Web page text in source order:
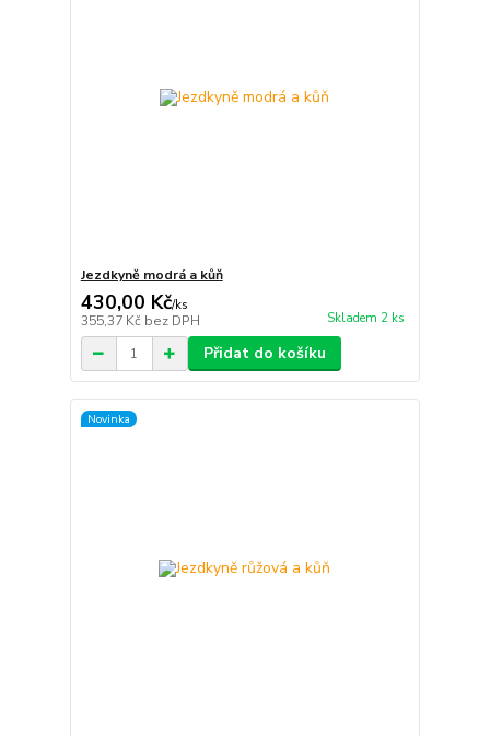
Jezdkyně modrá a kůň
430,00 Kč/ks
355,37 Kč bez DPH Skladem 2 ks
Přidat do košíku
Novinka